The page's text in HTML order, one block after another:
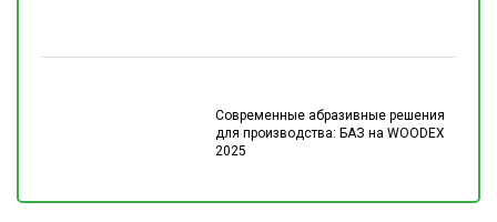
Современные абразивные решения
для производства: БАЗ на WOODEX
2025